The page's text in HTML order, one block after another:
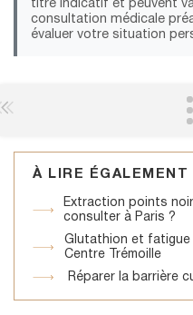
titre indicatif et peuvent
consultation médicale
évaluer votre situation
À LIRE ÉGALEMENT
Extraction points
consulter à Paris ?
Glutathion et fatigue
Centre Trémoille
Réparer la barrière